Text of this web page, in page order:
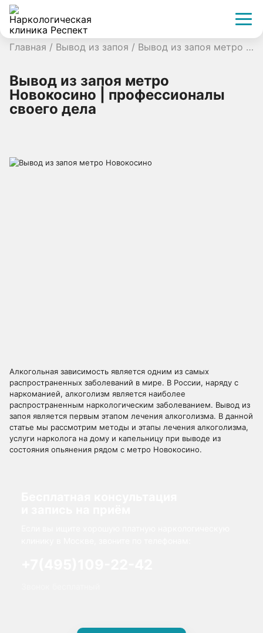
Главная / Вывод из запоя / Вывод из запоя метро Новокосино | профессионалы своего дела
Вывод из запоя метро
Новокосино | профессионалы
своего дела
Алкогольная зависимость является одним из самых
распространенных заболеваний в мире. В России, наряду с
наркоманией, алкоголизм является наиболее
распространенным наркологическим заболеванием. Вывод из
запоя является первым этапом лечения алкоголизма. В данной
статье мы рассмотрим методы и этапы лечения алкоголизма,
услуги нарколога на дому и капельницу при выводе из
состояния опьянения рядом с метро Новокосино.